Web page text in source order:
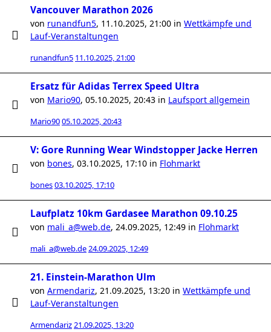
Vancouver Marathon 2026
von runandfun5, 11.10.2025, 21:00 in Wettkämpfe und
Lauf-Veranstaltungen
runandfun5 11.10.2025, 21:00
Ersatz für Adidas Terrex Speed Ultra
von Mario90, 05.10.2025, 20:43 in Laufsport allgemein
Mario9005.10.2025, 20:43
V: Gore Running Wear Windstopper Jacke Herren
von bones, 03.10.2025, 17:10 in Flohmarkt
bones03.10.2025, 17:10
Laufplatz 10km Gardasee Marathon 09.10.25
von mali_a@web.de, 24.09.2025, 12:49 in Flohmarkt
mali_a@web.de24.09.2025, 12:49
21. Einstein-Marathon Ulm
von Armendariz, 21.09.2025, 13:20 in Wettkämpfe und
Lauf-Veranstaltungen
Armendariz21.09.2025, 13:20